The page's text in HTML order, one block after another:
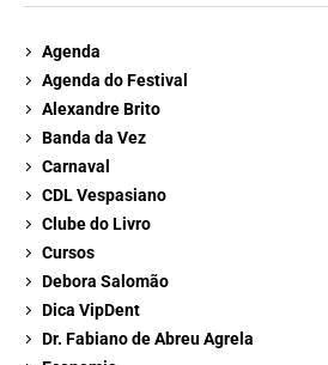
Agenda
Agenda do Festival
Alexandre Brito
Banda da Vez
Carnaval
CDL Vespasiano
Clube do Livro
Cursos
Debora Salomão
Dica VipDent
Dr. Fabiano de Abreu Agrela